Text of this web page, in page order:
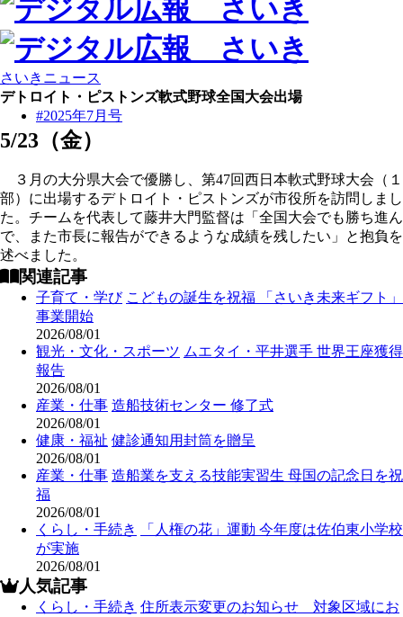
さいきニュース
デトロイト・ピストンズ軟式野球全国大会出場
#2025年7月号
5/23（金）
３月の大分県大会で優勝し、第47回西日本軟式野球大会（１
部）に出場するデトロイト・ピストンズが市役所を訪問しまし
た。チームを代表して藤井大門監督は「全国大会でも勝ち進ん
で、また市長に報告ができるような成績を残したい」と抱負を
述べました。
関連記事
子育て・学び こどもの誕生を祝福 「さいき未来ギフト」
事業開始
2026/08/01
観光・文化・スポーツ ムエタイ・平井選手 世界王座獲得
報告
2026/08/01
産業・仕事 造船技術センター 修了式
2026/08/01
健康・福祉 健診通知用封筒を贈呈
2026/08/01
産業・仕事 造船業を支える技能実習生 母国の記念日を祝
福
2026/08/01
くらし・手続き
「人権の花」運動 今年度は佐伯東小学校
が実施
2026/08/01
人気記事
くらし・手続き 住所表示変更のお知らせ 対象区域にお